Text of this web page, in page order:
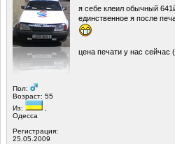
Пол:
Возраст: 55
Из:
Одесса
Регистрация:
25.05.2009
я себе клеил обычный
единственное я после
цена печати у нас сейчас